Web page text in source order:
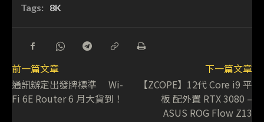
Tags: 8K
前一篇文章
通訊辦定出發牌標準 Wi-
Fi 6E Router 6 月大貨到！
下一篇文章
【ZCOPE】12代 Core i9 平
板 配外置 RTX 3080 –
ASUS ROG Flow Z13